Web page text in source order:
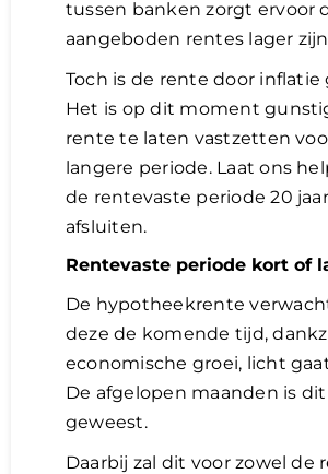
tussen banken zorgt ervoor
aangeboden rentes lager
Toch is de rente door inflatie
Het is op dit moment
rente te laten vastzetten
langere periode. Laat ons
de rentevaste periode 20
afsluiten.
Rentevaste periode kort of
De hypotheekrente
deze de komende tijd,
economische groei, licht
De afgelopen maanden is
geweest.
Daarbij zal dit voor zowel de